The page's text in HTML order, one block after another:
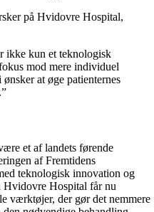
på Hvidovre Hospital,
ikke kun et teknologisk
mod mere individuel
at øge patienternes
et af landets førende
af Fremtidens
teknologisk innovation og
Hvidovre Hospital får nu
værktøjer, der gør det nemmere